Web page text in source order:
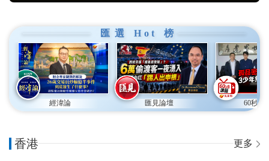
匯選 Hot 榜
經湋論 匯見論壇 60秒速
香港 更多